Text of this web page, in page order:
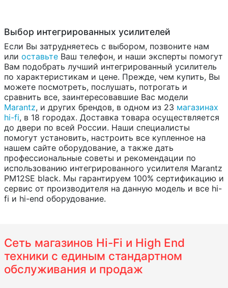
Выбор интегрированных усилителей
Если Вы затрудняетесь с выбором, позвоните нам
или оставьте Ваш телефон, и наши эксперты помогут
Вам подобрать лучший интегрированный усилитель
по характеристикам и цене. Прежде, чем купить, Вы
можете посмотреть, послушать, потрогать и
сравнить все, заинтересовавшие Вас модели
Marantz, и других брендов, в одном из 23 магазинах
hi-fi, в 18 городах. Доставка товара осуществляется
до двери по всей России. Наши специалисты
помогут установить, настроить все купленное на
нашем сайте оборудование, а также дать
профессиональные советы и рекомендации по
использованию интегрированного усилителя Marantz
PM12SE black. Мы гарантируем 100% сертификацию и
сервис от производителя на данную модель и все hi-
fi и hi-end оборудование.
Сеть магазинов Hi-Fi и High End
техники с единым стандартном
обслуживания и продаж